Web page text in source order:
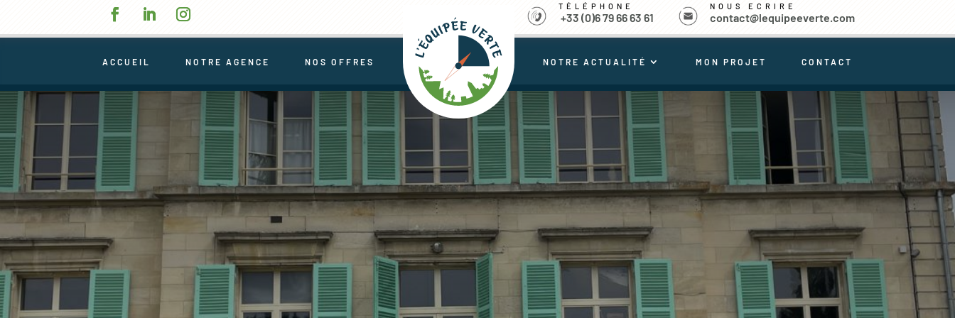
TÉLÉPHONE
+33 (0)6 79 66 63 61
NOUS ECRIRE
contact@lequipeeverte.com
ACCUEIL NOTRE AGENCE NOS OFFRES NOTRE ACTUALITÉ MON PROJET CONTACT